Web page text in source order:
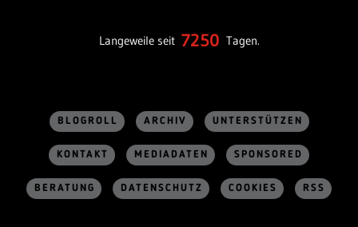
Langeweile seit 7250 Tagen.
BLOGROLL ARCHIV UNTERSTÜTZEN
KONTAKT MEDIADATEN SPONSORED
BERATUNG DATENSCHUTZ COOKIES RSS